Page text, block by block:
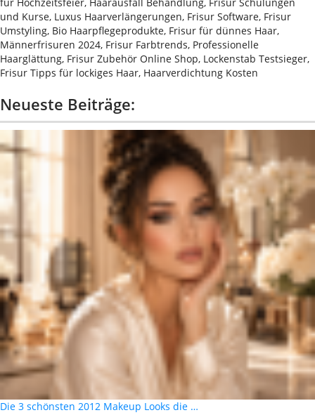
und Kurse, Luxus Haarverlängerungen, Frisur Software, Frisur
Umstyling, Bio Haarpflegeprodukte, Frisur für dünnes Haar,
Männerfrisuren 2024, Frisur Farbtrends, Professionelle
Haarglättung, Frisur Zubehör Online Shop, Lockenstab Testsieger,
Frisur Tipps für lockiges Haar, Haarverdichtung Kosten
Neueste Beiträge:
Die 3 schönsten 2012 Makeup Looks die …